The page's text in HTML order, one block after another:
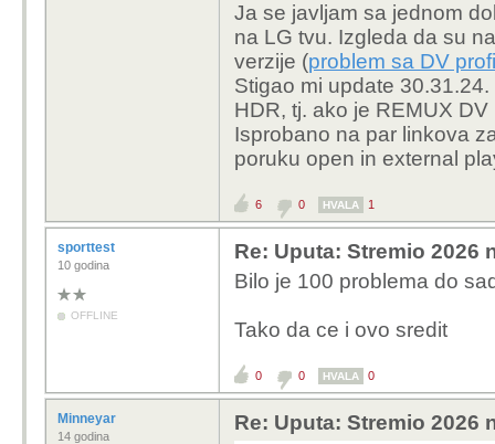
Ja se javljam sa jednom
na LG tvu. Izgleda da su
verzije (problem sa DV
Stigao mi update
HDR, tj. ako je REMUX
Isprobano na par linkova
poruku open in external
6 0 HVALA 1
sporttest
10 godina
OFFLINE
Re: Uputa: Stremio 2026
Bilo je 100 problema do
Tako da ce i ovo sredit
0 0 HVALA 0
Minneyar
14 godina
Re: Uputa: Stremio 2026